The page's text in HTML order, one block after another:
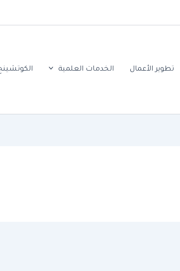
تطوير الأعمال الخدمات العلمية